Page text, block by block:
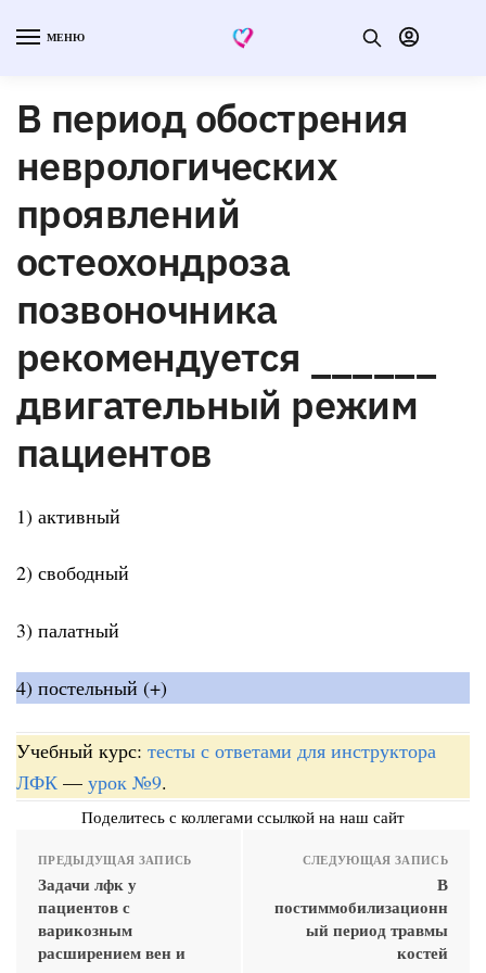
МЕНЮ
В период обострения
неврологических
проявлений
остеохондроза
позвоночника
рекомендуется ______
двигательный режим
пациентов
1) активный
2) свободный
3) палатный
4) постельный (+)
Учебный курс: тесты с ответами для инструктора
ЛФК — урок №9.
Поделитесь с коллегами ссылкой на наш сайт
ПРЕДЫДУЩАЯ ЗАПИСЬ
Задачи лфк у
пациентов с
варикозным
расширением вен и
СЛЕДУЮЩАЯ ЗАПИСЬ
В
постиммобилизационн
ый период травмы
костей